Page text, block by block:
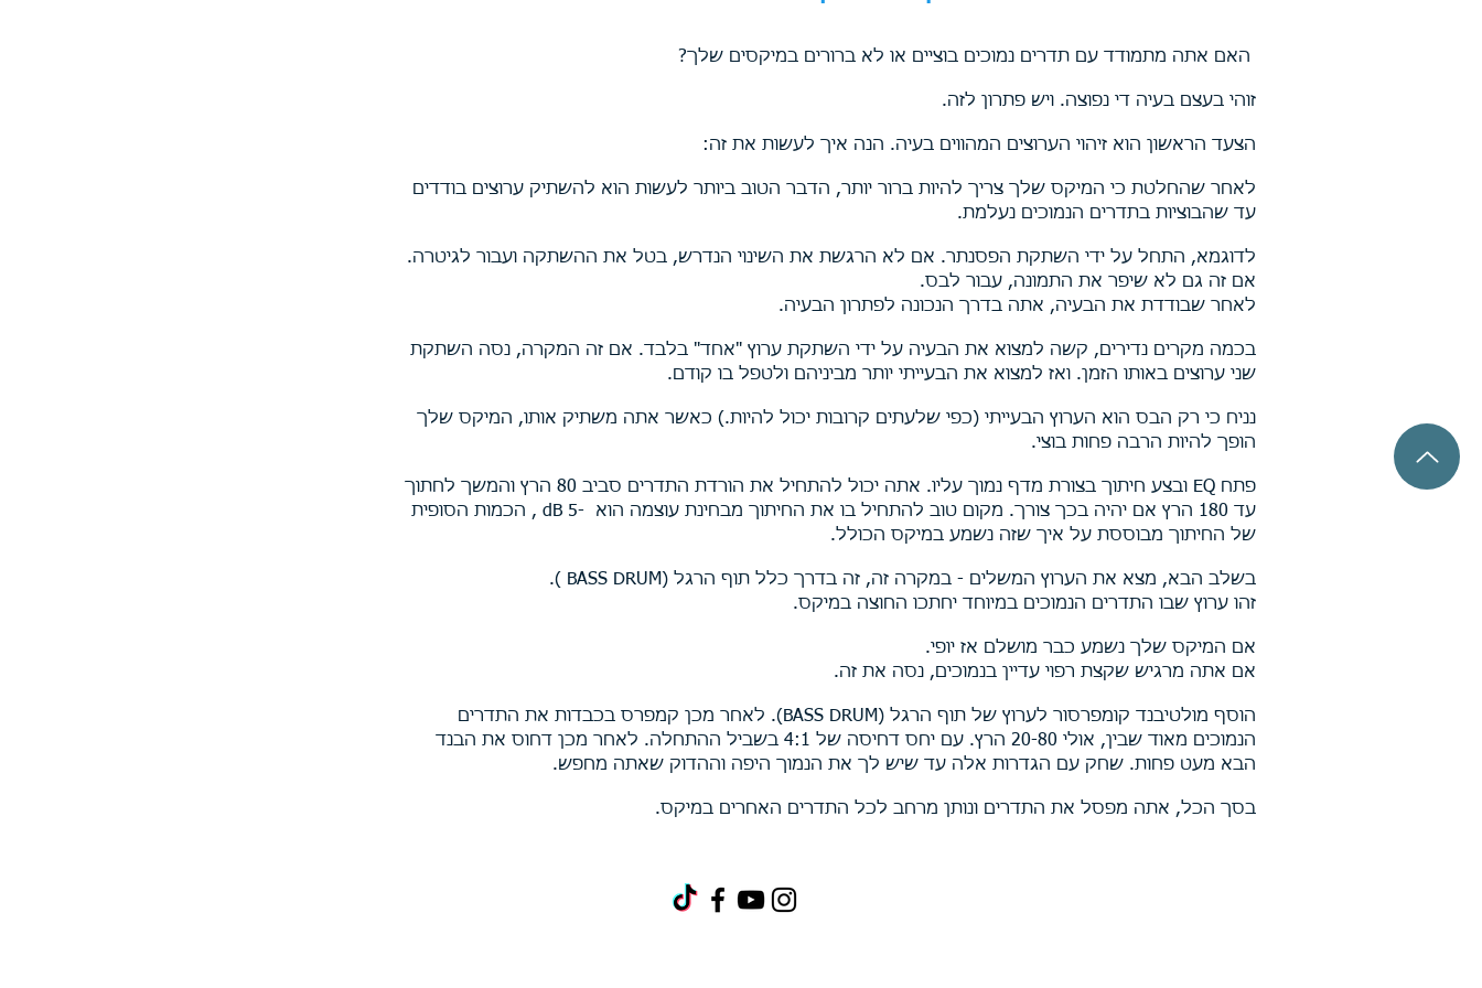
האם אתה מתמודד עם תדרים נמוכים בוציים או לא ברורים במיקסים שלך?
זוהי בעצם בעיה די נפוצה. ויש פתרון לזה.
הצעד הראשון הוא זיהוי הערוצים המהווים בעיה. הנה איך לעשות את זה:
לאחר שהחלטת כי המיקס שלך צריך להיות ברור יותר, הדבר הטוב ביותר לעשות הוא להשתיק ערוצים בודדים
עד שהבוציות בתדרים הנמוכים נעלמת.
לדוגמא, התחל על ידי השתקת הפסנתר. אם לא הרגשת את השינוי הנדרש, בטל את ההשתקה ועבור לגיטרה.
אם זה גם לא שיפר את התמונה, עבור לבס.
לאחר שבודדת את הבעיה, אתה בדרך הנכונה לפתרון הבעיה.
בכמה מקרים נדירים, קשה למצוא את הבעיה על ידי השתקת ערוץ "אחד" בלבד. אם זה המקרה, נסה השתקת
שני ערוצים באותו הזמן. ואז למצוא את הבעייתי יותר מביניהם ולטפל בו קודם.
נניח כי רק הבס הוא הערוץ הבעייתי (כפי שלעתים קרובות יכול להיות.) כאשר אתה משתיק אותו, המיקס שלך
הופך להיות הרבה פחות בוצי.
פתח EQ ובצע חיתוך בצורת מדף נמוך עליו. אתה יכול להתחיל את הורדת התדרים סביב 80 הרץ והמשך לחתוך
עד 180 הרץ אם יהיה בכך צורך. מקום טוב להתחיל בו את החיתוך מבחינת עוצמה הוא -5 dB , הכמות הסופית
של החיתוך מבוססת על איך שזה נשמע במיקס הכולל.
בשלב הבא, מצא את הערוץ המשלים - במקרה זה, זה בדרך כלל תוף הרגל (BASS DRUM ).
זהו ערוץ שבו התדרים הנמוכים במיוחד יחתכו החוצה במיקס.
אם המיקס שלך נשמע כבר מושלם אז יופי.
אם אתה מרגיש שקצת רפוי עדיין בנמוכים, נסה את זה.
הוסף מולטיבנד קומפרסור לערוץ של תוף הרגל (BASS DRUM). לאחר מכן קמפרס בכבדות את התדרים
הנמוכים מאוד שבין, אולי 20-80 הרץ. עם יחס דחיסה של 4:1 בשביל ההתחלה. לאחר מכן דחוס את הבנד
הבא מעט פחות. שחק עם הגדרות אלה עד שיש לך את הנמוך היפה וההדוק שאתה מחפש.
בסך הכל, אתה מפסל את התדרים ונותן מרחב לכל התדרים האחרים במיקס.